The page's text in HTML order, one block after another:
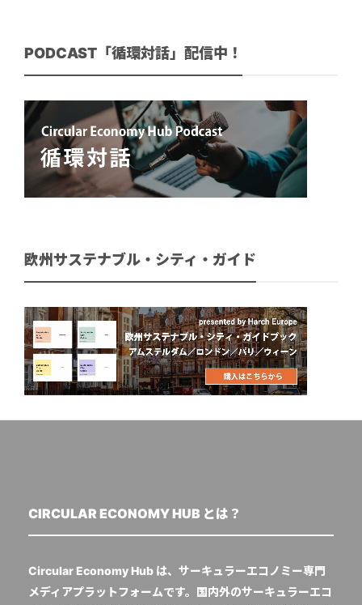
PODCAST「循環対話」配信中！
欧州サステナブル・シティ・ガイド
CIRCULAR ECONOMY HUB とは？
Circular Economy Hub は、サーキュラーエコノミー専門
メディアプラットフォームです。国内外のサーキュラーエコ